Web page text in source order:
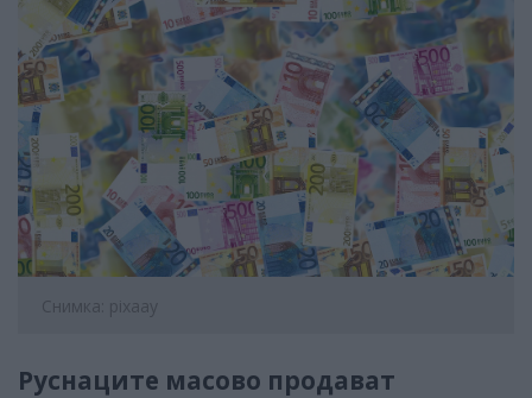
Снимка: pixaay
Руснаците масово продават